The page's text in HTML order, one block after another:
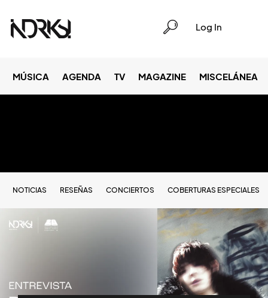
Log In
MÚSICA AGENDA TV MAGAZINE MISCELÁNEA
NOTICIAS RESEÑAS CONCIERTOS COBERTURAS ESPECIALES